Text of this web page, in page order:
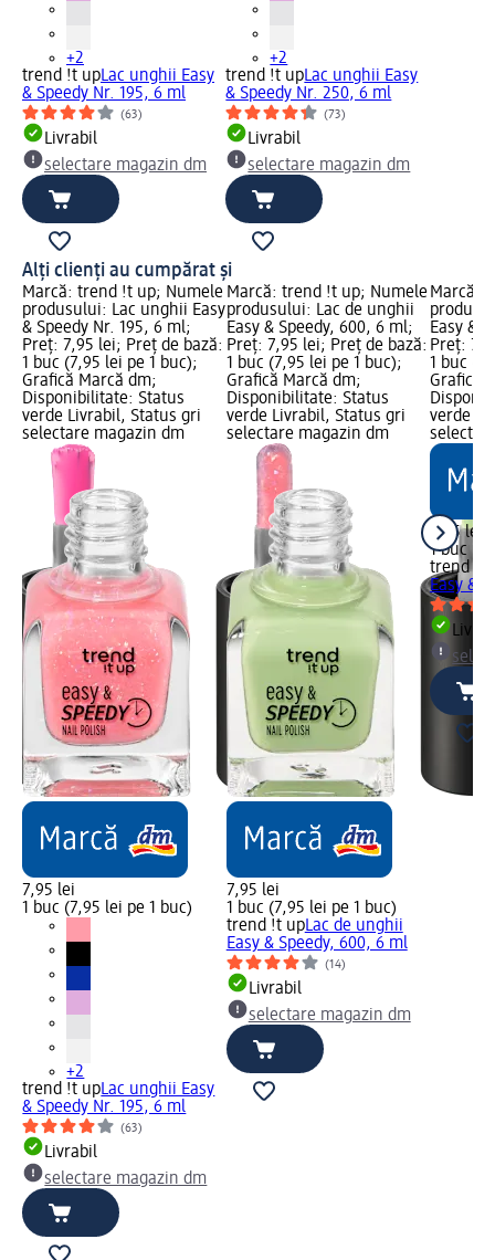
+2
trend !t upLac unghii Easy
& Speedy Nr. 195, 6 ml
(63)
Livrabil
selectare magazin dm
+2
trend !t upLac unghii Easy
& Speedy Nr. 250, 6 ml
(73)
Livrabil
selectare magazin dm
Alți clienți au cumpărat și
Marcă: trend !t up; Numele
produsului: Lac unghii Easy
& Speedy Nr. 195, 6 ml;
Preț: 7,95 lei; Preț de bază:
1 buc (7,95 lei pe 1 buc);
Grafică Marcă dm;
Disponibilitate: Status
verde Livrabil, Status gri
selectare magazin dm
7,95 lei
1 buc (7,95 lei pe 1 buc)
+2
trend !t upLac unghii Easy
& Speedy Nr. 195, 6 ml
(63)
Livrabil
selectare magazin dm
Marcă: trend !t up; Numele
produsului: Lac de unghii
Easy & Speedy, 600, 6 ml;
Preț: 7,95 lei; Preț de bază:
1 buc (7,95 lei pe 1 buc);
Grafică Marcă dm;
Disponibilitate: Status
verde Livrabil, Status gri
selectare magazin dm
7,95 lei
1 buc (7,95 lei pe 1 buc)
trend !t upLac de unghii
Easy & Speedy, 600, 6 ml
(14)
Livrabil
selectare magazin dm
Marcă:
Easy &
Preț:
1 buc
Grafică
verde
7,95 lei
1 buc
trend !t
Easy &